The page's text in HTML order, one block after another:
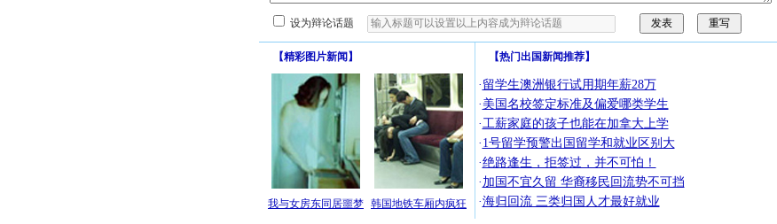
设为辩论话题
【精彩图片新闻 】
我与女房东同居噩梦 韩国地铁车厢内疯狂
【热门出国新闻推荐】
· 留学生澳洲银行试用期年薪28万
· 美国名校签定标准及偏爱哪类学生
·工薪家庭的孩子也能在加拿大上学
· 1号留学预警出国留学和就业区别大
·绝路逢生，拒签过，并不可怕！
· 加国不宜久留 华裔移民回流势不可挡
·海归回流 三类归国人才最好就业